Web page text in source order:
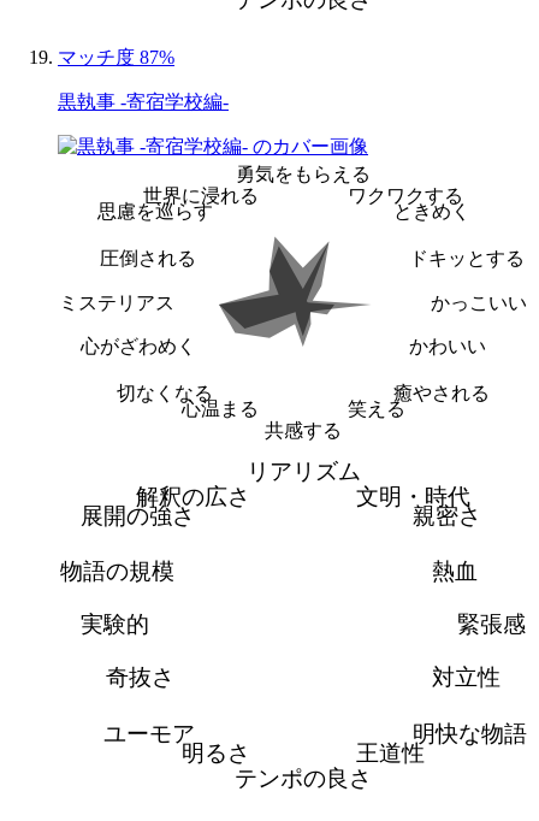
マッチ度 87%
黒執事 -寄宿学校編-
勇気をもらえる
ワクワクする
ときめく
ドキッとする
かっこいい
かわいい
癒やされる
笑える
共感する
心温まる
切なくなる
心がざわめく
ミステリアス
圧倒される
思慮を巡らす
世界に浸れる
リアリズム
文明・時代
親密さ
熱血
緊張感
対立性
明快な物語
王道性
テンポの良さ
明るさ
ユーモア
奇抜さ
実験的
物語の規模
展開の強さ
解釈の広さ